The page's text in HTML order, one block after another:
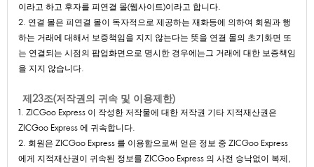
이라고하고후자를피연결몰(웹사이트)이라고합니다.
2.연결몰은피연결몰이독자적으로제공하는재화등에의하여회원과행
하는거래에대해서보증책임을지지않는다는뜻을연결몰의초기화면또
는연결되는시점의팝업화면으로명시한경우에는그거래에대한보증책임
을지지않습니다.
제23조(저작권의귀속및이용제한)
1.ZICGooExpress이작성한저작물에대한저작권기타지적재산권은
ZICGooExpress에귀속합니다.
2.회원은ZICGooExpress를이용함으로써얻은정보중ZICGooExpress
에게지적재산권이귀속된정보를ZICGooExpress의사전승낙없이복제,